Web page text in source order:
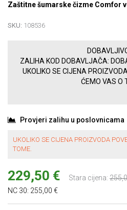
Zaštitne šumarske čizme Comfor
SKU: 108536
ZALIHA KOD DOBAVLJAČA:
UKOLIKO SE CIJENA
ĆEMO VAS O
Provjeri zalihu u poslovnicama
UKOLIKO SE CIJENA PROIZVODA
TOME.
229,50 € Stara cijena:
NC 30: 255,00 €